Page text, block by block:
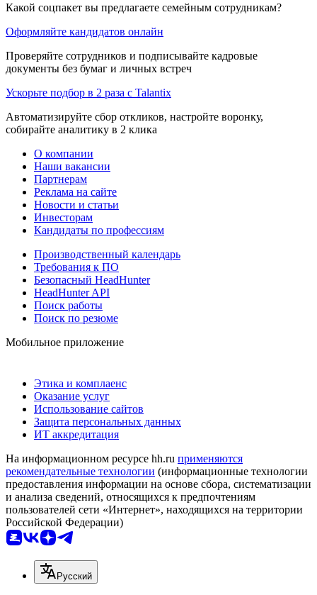
Какой соцпакет вы предлагаете семейным сотрудникам?
Оформляйте кандидатов онлайн
Проверяйте сотрудников и подписывайте кадровые
документы без бумаг и личных встреч
Ускорьте подбор в 2 раза с Talantix
Автоматизируйте сбор откликов, настройте воронку,
собирайте аналитику в 2 клика
О компании
Наши вакансии
Партнерам
Реклама на сайте
Новости и статьи
Инвесторам
Кандидаты по профессиям
Производственный календарь
Требования к ПО
Безопасный HeadHunter
HeadHunter API
Поиск работы
Поиск по резюме
Мобильное приложение
Этика и комплаенс
Оказание услуг
Использование сайтов
Защита персональных данных
ИТ аккредитация
На информационном ресурсе hh.ru применяются
рекомендательные технологии (информационные технологии
предоставления информации на основе сбора, систематизации
и анализа сведений, относящихся к предпочтениям
пользователей сети «Интернет», находящихся на территории
Российской Федерации)
Русский